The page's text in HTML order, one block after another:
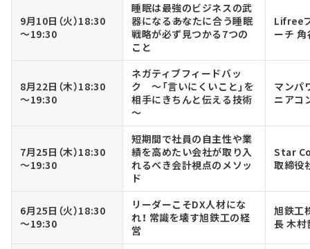
9月10日（火）18:30
～19:30
睡眠は最強のビジネスの武
器になる――あなたに合う睡眠
戦略が必ず見つかる7つの
こと
Lifree
ーチ
8月22日（木）18:30
～19:30
ネガティブフィードバッ
ク ～「言いにくいこと」を
相手にきちんと伝える技術
～
マンパ
ニアコ
7月25日（木）18:30
～19:30
短期間で社員の自主性や業
績を高めたい会社が取り入
れるべき会計視点のメソッ
ド
Star
取締役
6月25日（火）18:30
～19:30
リーダーこそDX人材にな
れ！ 常識を壊す旭鉄工の経
営
旭鉄工
長 木村